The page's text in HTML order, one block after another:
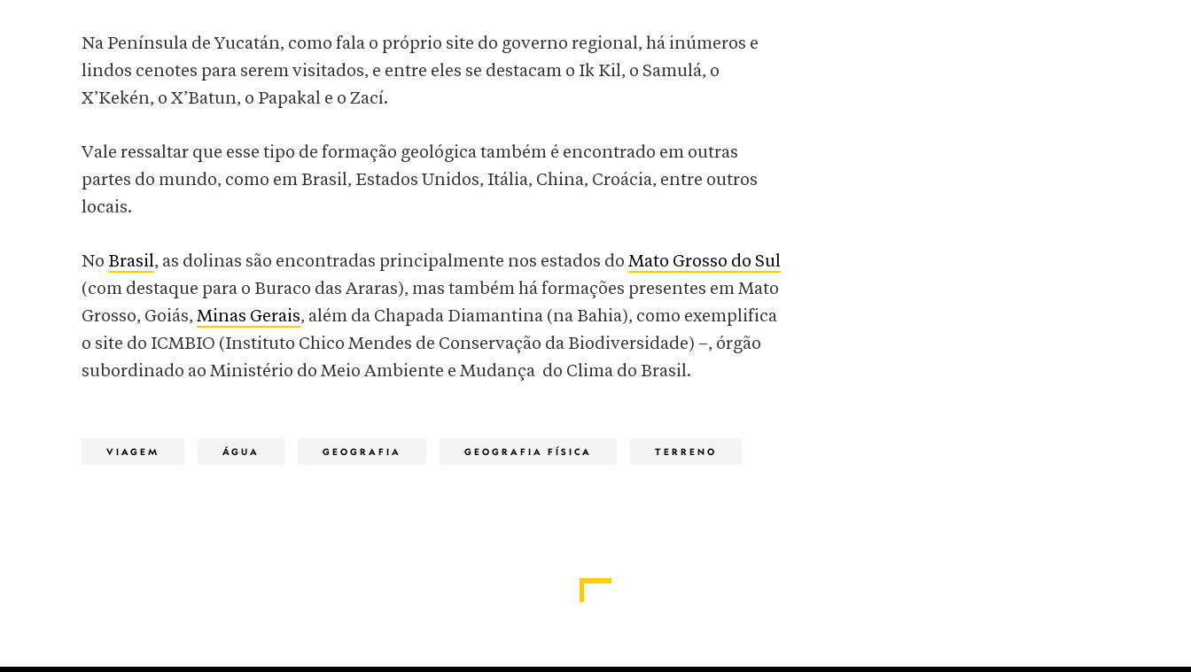
Na Península de Yucatán, como fala o próprio site do governo regional, há inúmeros e
lindos cenotes para serem visitados, e entre eles se destacam o Ik Kil, o Samulá, o
X’Kekén, o X’Batun, o Papakal e o Zací.
Vale ressaltar que esse tipo de formação geológica também é encontrado em outras
partes do mundo, como em Brasil, Estados Unidos, Itália, China, Croácia, entre outros
locais.
No Brasil, as dolinas são encontradas principalmente nos estados do Mato Grosso do Sul
(com destaque para o Buraco das Araras), mas também há formações presentes em Mato
Grosso, Goiás, Minas Gerais, além da Chapada Diamantina (na Bahia), como exemplifica
o site do ICMBIO (Instituto Chico Mendes de Conservação da Biodiversidade) –, órgão
subordinado ao Ministério do Meio Ambiente e Mudança do Clima do Brasil.
VIAGEM ÁGUA GEOGRAFIA GEOGRAFIA FÍSICA TERRENO